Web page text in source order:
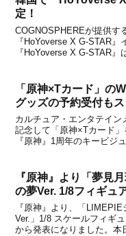
定！
COGNOSPHEREが提供す
『HoYoverse X G-STAR
『HoYoverse X G-STAR
「原神×Tカード」の
グッズの予約受付もス
カルチュア・エンタテイ
記念して「原神×Tカード」
『原神』1周年のキービジ
『原神』より「夢見
の夢Ver. 1/8フィギュ
『原神』より、「
Ver.」1/8 スケールフィギ
から発表になりました。本